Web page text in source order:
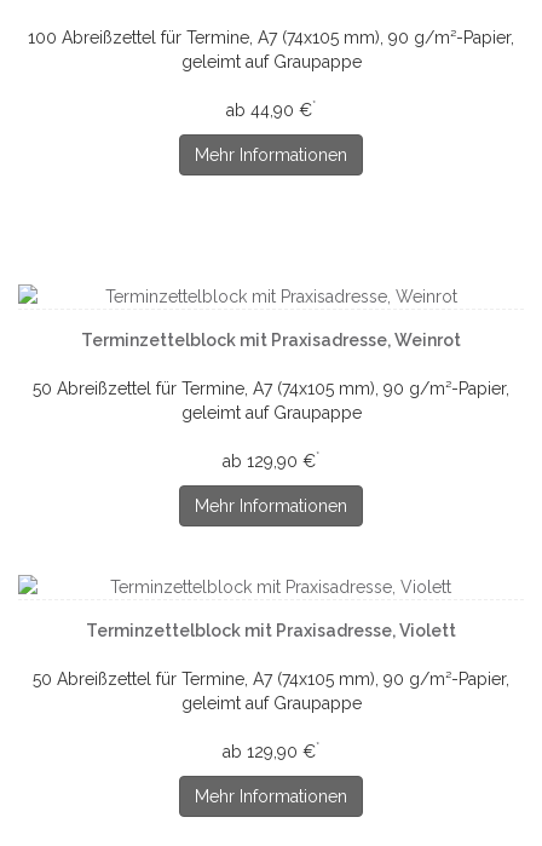
100 Abreißzettel für Termine, A7 (74x105 mm), 90 g/m²-Papier,
geleimt auf Graupappe
ab 44,90 €*
Mehr Informationen
Terminzettelblock mit Praxisadresse, Weinrot
50 Abreißzettel für Termine, A7 (74x105 mm), 90 g/m²-Papier,
geleimt auf Graupappe
ab 129,90 €*
Mehr Informationen
Terminzettelblock mit Praxisadresse, Violett
50 Abreißzettel für Termine, A7 (74x105 mm), 90 g/m²-Papier,
geleimt auf Graupappe
ab 129,90 €*
Mehr Informationen